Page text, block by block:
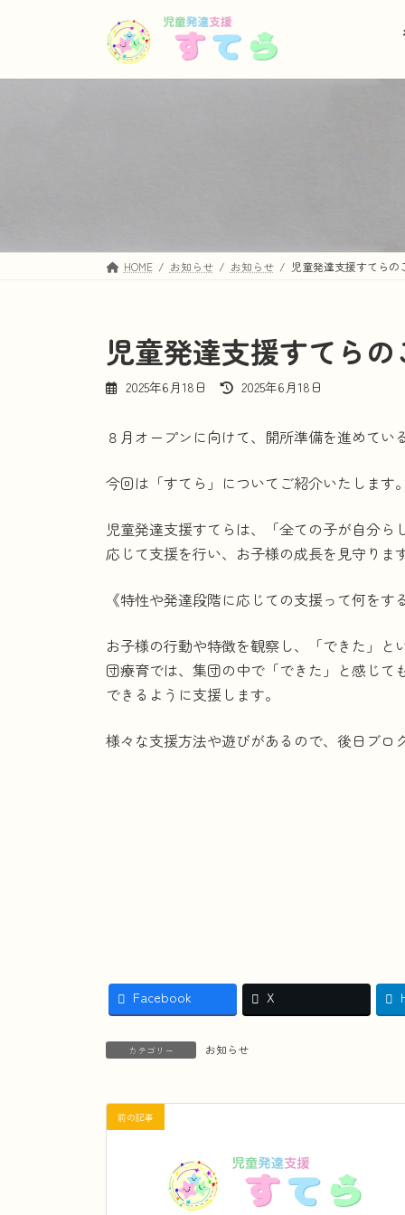
ン
ー
HOME お知らせ お知らせ 児童発達支援すてらの
児童発達支援すてら
2025年6月18日
最
新
時
:
2025年6月18日
８月オープンに向けて、開所準備を進めて
今回は「すてら」についてご紹介いたします。
児童発達支援すてらは、「全ての子が自分
応じて支援を行い、お子様の成長を見守ります
《特性や発達段階に応じての支援って何をす
お子様の行動や特徴を観察し、「できた」
団療育では、集団の中で「できた」と感じ
できるように支援します。
様々な支援方法や遊びがあるので、後日ブロ
Facebook X
カテゴリー お知らせ
前の記事